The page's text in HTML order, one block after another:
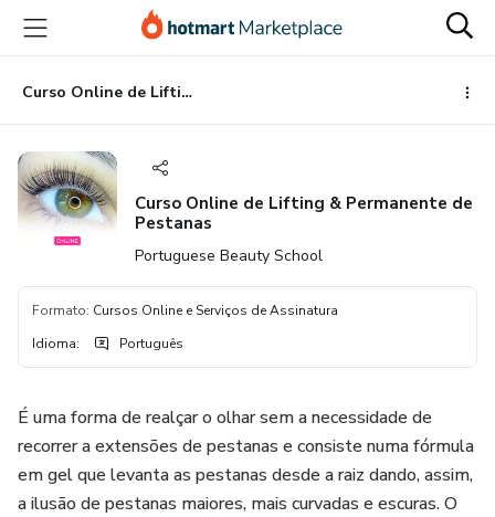
para
conteúdo
principal
para
pagamento
para
rodapé
Curso Online de Lifting & Permanente de Pestanas
Curso Online de Lifting & Permanente de
Pestanas
Portuguese Beauty School
Formato: Cursos Online e Serviços de Assinatura
Idioma: Português
É uma forma de realçar o olhar sem a necessidade de
recorrer a extensões de pestanas e consiste numa fórmula
em gel que levanta as pestanas desde a raiz dando, assim,
a ilusão de pestanas maiores, mais curvadas e escuras. O